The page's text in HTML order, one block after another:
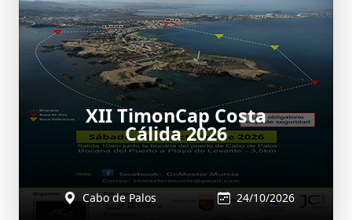
XII TimonCap Costa
Cálida 2026
Cabo de Palos 24/10/2026